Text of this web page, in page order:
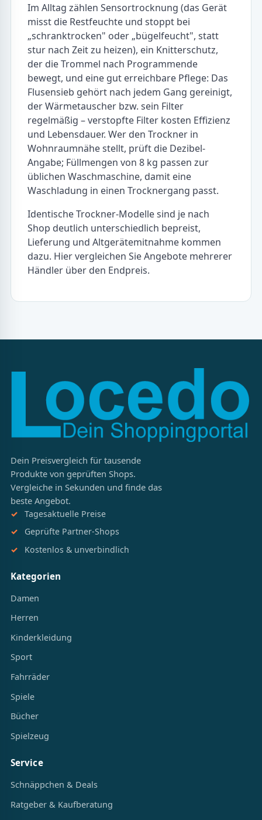
Im Alltag zählen Sensortrocknung (das Gerät
misst die Restfeuchte und stoppt bei
„schranktrocken" oder „bügelfeucht", statt
stur nach Zeit zu heizen), ein Knitterschutz,
der die Trommel nach Programmende
bewegt, und eine gut erreichbare Pflege: Das
Flusensieb gehört nach jedem Gang gereinigt,
der Wärmetauscher bzw. sein Filter
regelmäßig – verstopfte Filter kosten Effizienz
und Lebensdauer. Wer den Trockner in
Wohnraumnähe stellt, prüft die Dezibel-
Angabe; Füllmengen von 8 kg passen zur
üblichen Waschmaschine, damit eine
Waschladung in einen Trocknergang passt.
Identische Trockner-Modelle sind je nach
Shop deutlich unterschiedlich bepreist,
Lieferung und Altgerätemitnahme kommen
dazu. Hier vergleichen Sie Angebote mehrerer
Händler über den Endpreis.
Dein Preisvergleich für tausende
Produkte von geprüften Shops.
Vergleiche in Sekunden und finde das
beste Angebot.
Tagesaktuelle Preise
Geprüfte Partner-Shops
Kostenlos & unverbindlich
Kategorien
Damen
Herren
Kinderkleidung
Sport
Fahrräder
Spiele
Bücher
Spielzeug
Service
Schnäppchen & Deals
Ratgeber & Kaufberatung